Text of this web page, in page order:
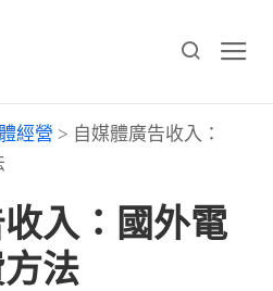
經營 > 自媒體廣告收入：
入：國外電
法